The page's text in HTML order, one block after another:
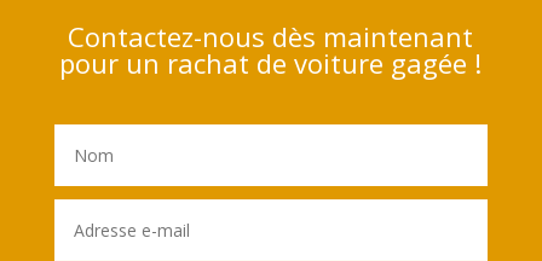
Contactez-nous dès maintenant
pour un rachat de voiture gagée !